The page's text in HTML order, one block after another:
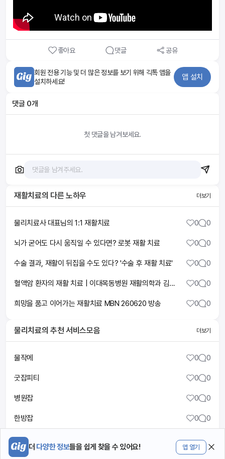
더 다양한 정보들을 쉽게 찾을 수 있어요! 앱 열기
좋아요 댓글 공유
회원 전용 기능 및 더 많은 정보를 보기 위해 긱톡 앱을
설치하세요!
앱 설치
댓글 0개
첫 댓글을 남겨보세요.
재활치료의 다른 노하우 더보기
물리치료사 대표님의 1:1 재활치료 0 0
뇌가 굳어도 다시 움직일 수 있다면? 로봇 재활 치료 0 0
수술 결과, 재활이 뒤집을 수도 있다? '수술 후 재활 치료' 0 0
혈액암 환자의 재활 치료 | 이대목동병원 재활의학과 김정환 교수 | 2026년 혈액암가족돌봄센터 건강강좌 0 0
희망을 품고 이어가는 재활치료 MBN 260620 방송 0 0
물리치료의 추천 서비스모음 더보기
물작메 0 0
굿잡피티 0 0
병원잡 0 0
한방잡 0 0
메디플 0